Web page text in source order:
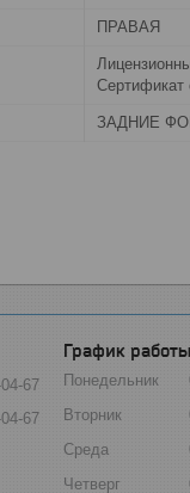
ПРАВАЯ
Сертификат
ЗАДНИЕ
67
67
График работы
Понедельник
Вторник
Среда
Четверг